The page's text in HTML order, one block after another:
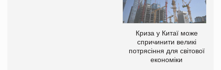
Криза у Китаї може
спричинити великі
потрясіння для світової
економіки